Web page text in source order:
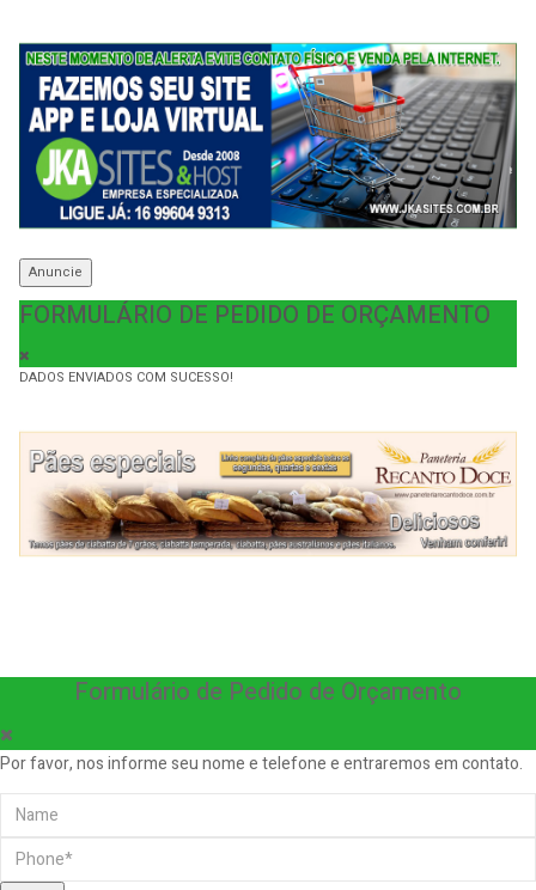
Anuncie
FORMULÁRIO DE PEDIDO DE ORÇAMENTO
DADOS ENVIADOS COM SUCESSO!
Formulário de Pedido de Orçamento
Por favor, nos informe seu nome e telefone e entraremos em contato.